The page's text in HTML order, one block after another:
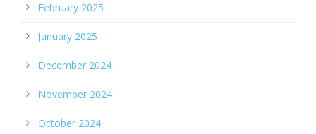
February 2025
January 2025
December 2024
November 2024
October 2024